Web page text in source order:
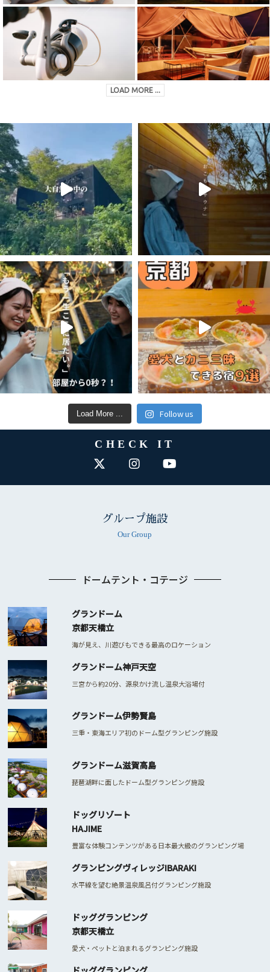
LOAD MORE ...
Load More ... Follow us
CHECK IT
グループ施設
Our Group
ドームテント・コテージ
グランドーム
京都天橋立
海が見え、川遊びもできる最高のロケーション
グランドーム神戸天空
三宮から約20分、源泉かけ流し温泉大浴場付
グランドーム伊勢賢島
三重・東海エリア初のドーム型グランピング施設
グランドーム滋賀高島
琵琶湖畔に面したドーム型グランピング施設
ドッグリゾート
HAJIME
豊富な体験コンテンツがある日本最大級のグランピング場
グランピングヴィレッジIBARAKI
水平線を望む絶景温泉風呂付グランピング施設
ドッググランピング
京都天橋立
愛犬・ペットと泊まれるグランピング施設